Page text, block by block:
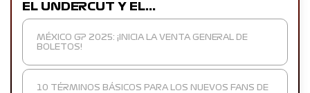
EL UNDERCUT Y EL…
MÉXICO GP 2025: ¡INICIA LA VENTA GENERAL DE
BOLETOS!
10 TÉRMINOS BÁSICOS PARA LOS NUEVOS FANS DE